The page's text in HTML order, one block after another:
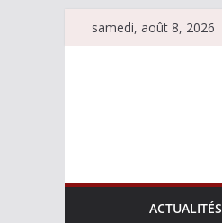
Passersamedi, août 8, 2026
ACTUALITÉS